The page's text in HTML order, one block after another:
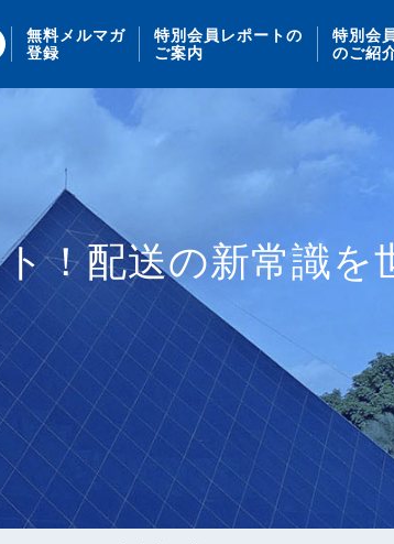
無料メルマガ
登録
特別会員レポートの
ご案内
特別会
のご紹
！配送の新常識を